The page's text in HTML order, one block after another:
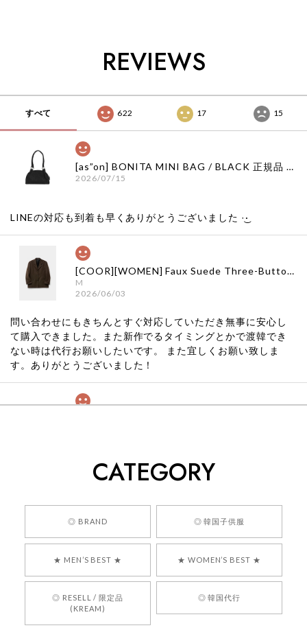
REVIEWS
すべて 622 17 15
[as”on] BONITA MINI BAG / BLACK 正規品 韓国ブランド 韓国通販 韓国代行 韓国ファッション as on ason エズオン アズオン
2026/07/15
LINEの対応も到着も早くありがとうございました‪ ·͜·
[COOR][WOMEN] Faux Suede Three-Button Blazer (Dark Brown) 正規品 韓国ブランド 韓国通販 韓国代行 韓国ファッション クール クーア クアー 日本 店舗
M
2026/06/03
問い合わせにもきちんとすぐ対応していただき無事に安心し
て購入できました。また新作でるタイミングとかで渡韓でき
ない時は代行お願いしたいです。 また宜しくお願い致しま
す。ありがとうございました！
くっそかわいいし、ショップの問い合わせも返事がはやくて
嬉しいレビューをありがとうございます！ 商品を
気に入っていただけたようで、大変嬉しく思いま
言葉をいただきありがとうございます。安心して
お買い物いただけたとのこと、何より嬉しいで
す。 これからも迅速かつ丁寧な対応を心がけ、安
心してご利用いただけるショップを目指してまい
ります。 また気になる商品がございましたら、ぜ
CATEGORY
◎ BRAND ◎ 韓国子供服
★ MEN’S BEST ★ ★ WOMEN’S BEST ★
◎ RESELL / 限定品
(KREAM)
◎ 韓国代行